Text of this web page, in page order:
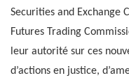
Securities and Exchange
Futures Trading
leur autorité sur ces
d’actions en justice,